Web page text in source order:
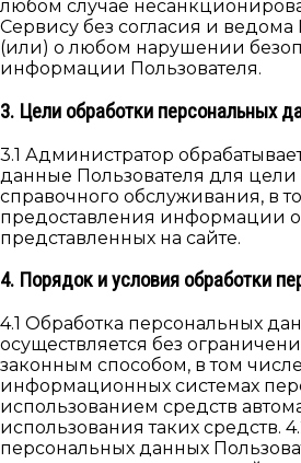
любом случае
Сервису без согласия и ведома
(или) о любом нарушении
информации Пользователя.
3. Цели обработки персональных
3.1 Администратор
данные Пользователя для
справочного обслуживания, в
предоставления информации о
представленных на сайте.
4. Порядок и условия обработки
4.1 Обработка персональных
осуществляется без
законным способом, в том
информационных системах
использованием средств
использования таких средств.
персональных данных